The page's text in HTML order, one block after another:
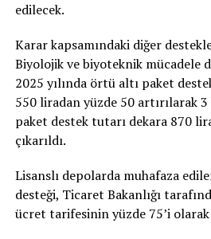
edilecek.
Karar kapsamındaki diğer
Biyolojik ve biyoteknik mücadele
2025 yılında örtü altı paket
550 liradan yüzde 50 artırılarak
paket destek tutarı dekara 870
çıkarıldı.
Lisanslı depolarda muhafaza
desteği, Ticaret Bakanlığı
ücret tarifesinin yüzde 75’i olarak